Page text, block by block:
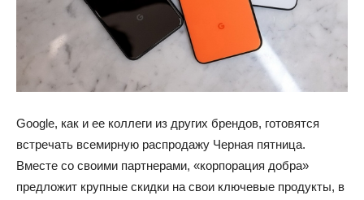
Google, как и ее коллеги из других брендов, готовятся
встречать всемирную распродажу Черная пятница.
Вместе со своими партнерами, «корпорация добра»
предложит крупные скидки на свои ключевые продукты, в